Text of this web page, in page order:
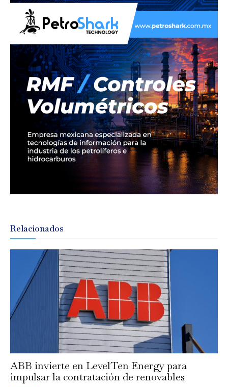
Relacionados
ABB invierte en LevelTen Energy para
impulsar la contratación de renovables